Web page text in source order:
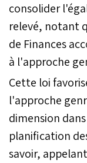
consolider
relevé, notant
de Finances
à l'approche
Cette loi
l'approche
dimension
planification
savoir,